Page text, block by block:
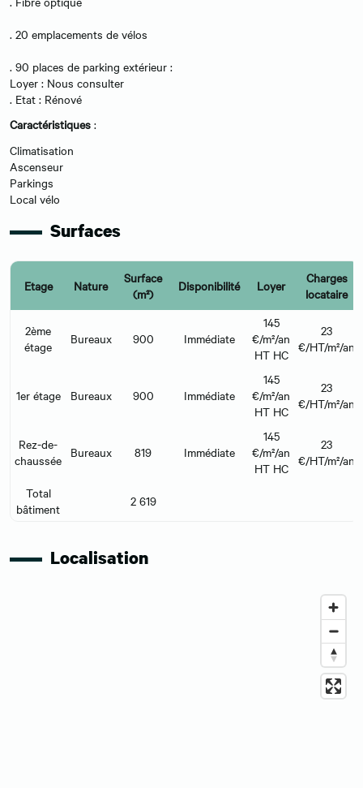
. 20 emplacements de vélos
. 90 places de parking extérieur :
Loyer : Nous consulter
. Etat : Rénové
Caractéristiques :
Climatisation
Ascenseur
Parkings
Local vélo
Surfaces
Etage Nature
Surface
(m²)
Disponibilité Loyer
Charges
locataire
2ème
étage
Bureaux 900 Immédiate
145
€/m²/an
HT HC
23
€/HT/m²/an
1er étage Bureaux 900 Immédiate
145
€/m²/an
HT HC
23
€/HT/m²/an
Rez-de-
chaussée Bureaux 819 Immédiate
145
€/m²/an
HT HC
23
€/HT/m²/an
Total
bâtiment
2 619
Localisation